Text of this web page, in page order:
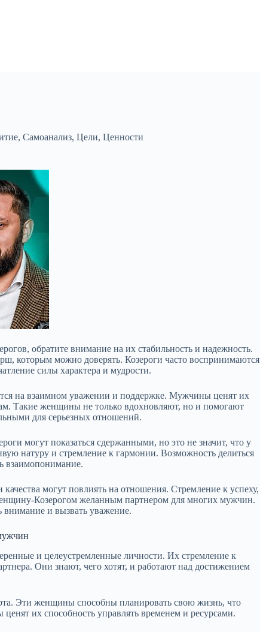
, Самоанализ, Цели, Ценности
обратите внимание на их стабильность и надежность.
которым можно доверять. Козероги часто воспринимаются
силы характера и мудрости.
на взаимном уважении и поддержке. Мужчины ценят их
Такие женщины не только вдохновляют, но и помогают
для серьезных отношений.
могут показаться сдержанными, но это не значит, что у
натуру и стремление к гармонии. Возможность делиться
взаимопонимание.
могут повлиять на отношения. Стремление к успеху,
Козерогом желанным партнером для многих мужчин.
внимание и вызвать уважение.
и целеустремленные личности. Их стремление к
Они знают, чего хотят, и работают над достижением
Эти женщины способны планировать свою жизнь, что
их способность управлять временем и ресурсами.